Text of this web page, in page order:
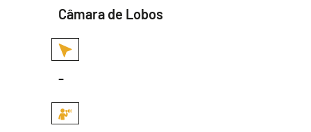
Câmara de Lobos
-